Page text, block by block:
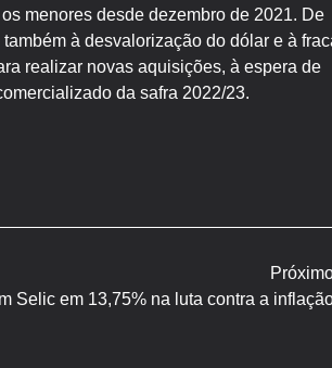
menores desde dezembro de 2021. De
à desvalorização do dólar e à
realizar novas aquisições, à espera de
da safra 2022/23.
Selic em 13,75% na luta contra a